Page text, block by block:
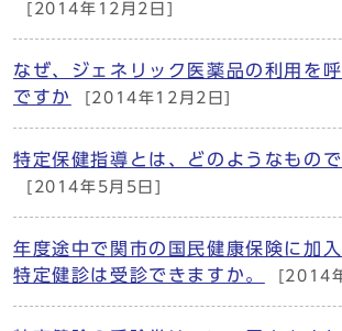
[2014年12月2日]
なぜ、ジェネリック医薬品の利用を
ですか
[2014年12月2日]
特定保健指導とは、どのようなもので
[2014年5月5日]
年度途中で関市の国民健康保険に加入
特定健診は受診できますか。
[2014